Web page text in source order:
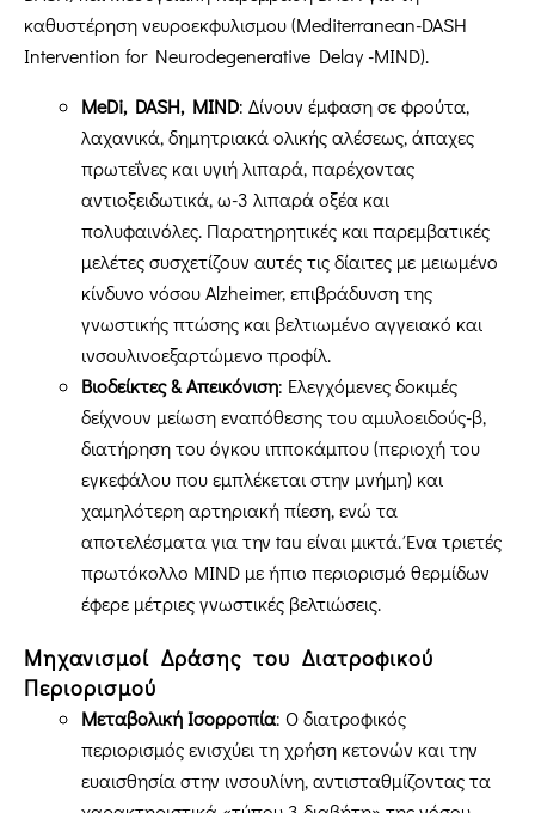
καθυστέρηση νευροεκφυλισμου (Mediterranean-DASH
Intervention for Neurodegenerative Delay -MIND).
MeDi, DASH, MIND: Δίνουν έμφαση σε φρούτα,
λαχανικά, δημητριακά ολικής αλέσεως, άπαχες
πρωτεΐνες και υγιή λιπαρά, παρέχοντας
αντιοξειδωτικά, ω-3 λιπαρά οξέα και
πολυφαινόλες. Παρατηρητικές και παρεμβατικές
μελέτες συσχετίζουν αυτές τις δίαιτες με μειωμένο
κίνδυνο νόσου Alzheimer, επιβράδυνση της
γνωστικής πτώσης και βελτιωμένο αγγειακό και
ινσουλινοεξαρτώμενο προφίλ.
Βιοδείκτες & Απεικόνιση: Ελεγχόμενες δοκιμές
δείχνουν μείωση εναπόθεσης του αμυλοειδούς-β,
διατήρηση του όγκου ιπποκάμπου (περιοχή του
εγκεφάλου που εμπλέκεται στην μνήμη) και
χαμηλότερη αρτηριακή πίεση, ενώ τα
αποτελέσματα για την tau είναι μικτά. Ένα τριετές
πρωτόκολλο MIND με ήπιο περιορισμό θερμίδων
έφερε μέτριες γνωστικές βελτιώσεις.
Μηχανισμοί Δράσης του Διατροφικού
Περιορισμού
Μεταβολική Ισορροπία: Ο διατροφικός
περιορισμός ενισχύει τη χρήση κετονών και την
ευαισθησία στην ινσουλίνη, αντισταθμίζοντας τα